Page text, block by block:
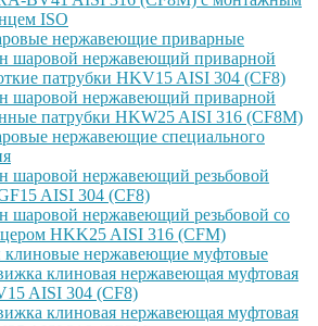
ISO
нержавеющие приварные
шаровой нержавеющий приварной
патрубки HKV15 AISI 304 (CF8)
шаровой нержавеющий приварной
патрубки HKW25 AISI 316 (CF8M)
нержавеющие специального
шаровой нержавеющий резьбовой
AISI 304 (CF8)
шаровой нержавеющий резьбовой со
HKK25 AISI 316 (CFM)
клиновые нержавеющие муфтовые
клиновая нержавеющая муфтовая
AISI 304 (CF8)
клиновая нержавеющая муфтовая